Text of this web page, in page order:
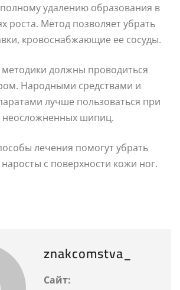
полному удалению образования в
роста. Метод позволяет убрать
кровоснабжающие ее сосуды.
должны проводиться
Народными средствами и
лучше пользоваться при
неосложненных шипиц.
лечения помогут убрать
с поверхности кожи ног.
znakcomstva_
Сайт: